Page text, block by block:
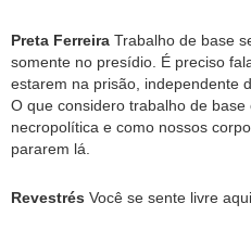
Preta Ferreira Trabalho de base
somente no presídio. É preciso
estarem na prisão, independente
O que considero trabalho de
necropolítica e como nossos
pararem lá.
Revestrés Você se sente livre